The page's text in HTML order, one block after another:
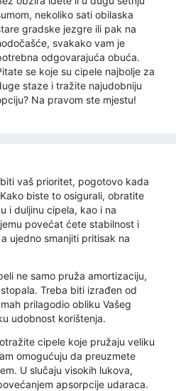
nekoliko sati obilaska
gradske jezgre ili pak na
svakako vam je
odgovarajuća obuća.
se koje su cipele najbolje za
staze i tražite najudobniju
Na pravom ste mjestu!
vaš prioritet, pogotovo kada
biste to osigurali, obratite
i duljinu cipela, kao i na
povećat ćete stabilnost i
ujedno smanjiti pritisak na
ne samo pruža amortizaciju,
Treba biti izrađen od
prilagodio obliku Vašeg
udobnost korištenja.
cipele koje pružaju veliku
omogućuju da preuzmete
U slučaju visokih lukova,
apsorpcije udaraca.